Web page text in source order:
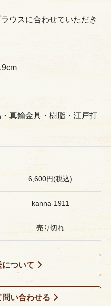
ウスに合わせていただき
真鍮金具・樹脂・江戸打
6,600円(税込)
kanna-1911
売り切れ
について
問い合わせる